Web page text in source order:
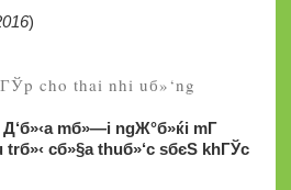
)
cho thai nhi uб»‘ng
mб»—i ngЖ°б»ќi mГ
trб»‹ cб»§a thuб»‘c sбєЅ khГЎc